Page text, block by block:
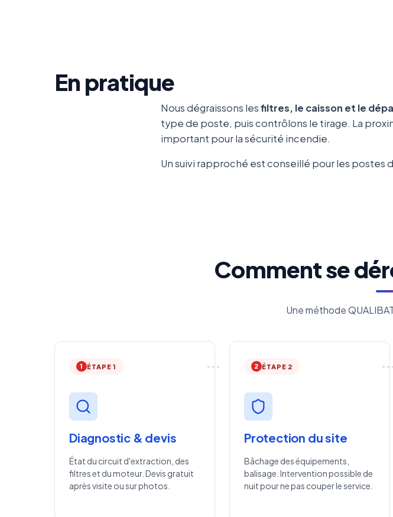
En pratique
Nous dégraissons lesfiltres, le caisson et le
type de poste, puis contrôlons le tirage. La
important pour la sécurité incendie.
Un suivi rapproché est conseillé pour les postes
Comment se
Une méthode
1 ÉTAPE 1
Diagnostic & devis
État du circuit d'extraction, des
filtres et du moteur. Devis gratuit
après visite ou sur photos.
2 ÉTAPE 2
Protection du site
Bâchage des équipements,
balisage. Intervention possible de
nuit pour ne pas couper le service.